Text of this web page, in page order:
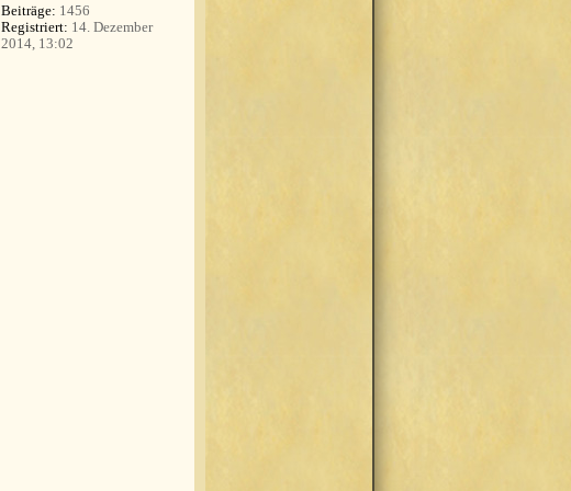
Beiträge: 1456
Registriert: 14. Dezember
2014, 13:02